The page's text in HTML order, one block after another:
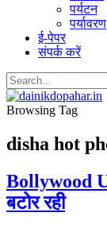
पर्यटन
पर्यावरण
ई-पेपर
संपर्क करें
Browsing Tag
disha hot
Bollywood
बटोर रही